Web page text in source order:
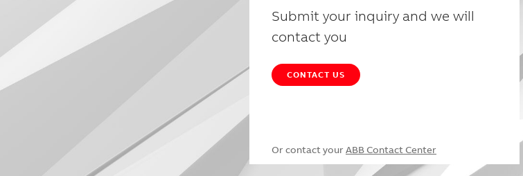
Submit your inquiry and we will
contact you
CONTACT US
Or contact your ABB Contact Center